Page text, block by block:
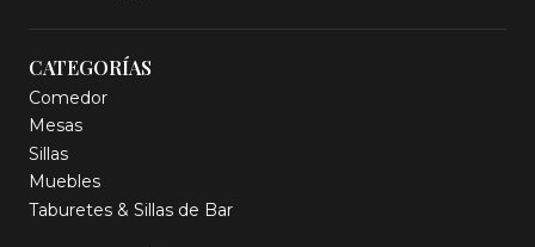
CATEGORÍAS
Comedor
Mesas
Sillas
Muebles
Taburetes & Sillas de Bar